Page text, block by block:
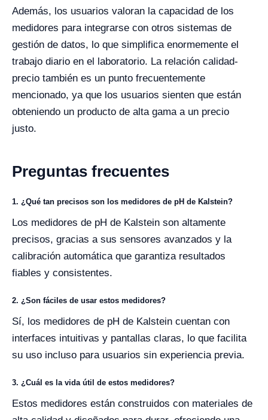
Además, los usuarios valoran la capacidad de los
medidores para integrarse con otros sistemas de
gestión de datos, lo que simplifica enormemente el
trabajo diario en el laboratorio. La relación calidad-
precio también es un punto frecuentemente
mencionado, ya que los usuarios sienten que están
obteniendo un producto de alta gama a un precio
justo.
Preguntas frecuentes
1. ¿Qué tan precisos son los medidores de pH de Kalstein?
Los medidores de pH de Kalstein son altamente
precisos, gracias a sus sensores avanzados y la
calibración automática que garantiza resultados
fiables y consistentes.
2. ¿Son fáciles de usar estos medidores?
Sí, los medidores de pH de Kalstein cuentan con
interfaces intuitivas y pantallas claras, lo que facilita
su uso incluso para usuarios sin experiencia previa.
3. ¿Cuál es la vida útil de estos medidores?
Estos medidores están construidos con materiales de